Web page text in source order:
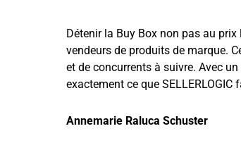
Détenir la Buy Box non pas au
vendeurs de produits de marque.
et de concurrents à suivre. Avec
exactement ce que
Annemarie Raluca Schuster